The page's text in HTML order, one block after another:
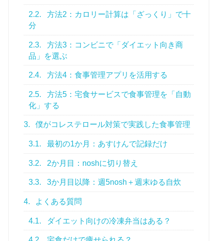
2.2.
方法2：カロリー計算は「ざっくり」で十
分
2.3.
方法3：コンビニで「ダイエット向き商
品」を選ぶ
2.4. 方法4：食事管理アプリを活用する
2.5.
方法5：宅食サービスで食事管理を「自動
化」する
3. 僕がコレステロール対策で実践した食事管理
3.1. 最初の1か月：あすけんで記録だけ
3.2. 2か月目：noshに切り替え
3.3. 3か月目以降：週5nosh＋週末ゆる自炊
4. よくある質問
4.1. ダイエット向けの冷凍弁当はある？